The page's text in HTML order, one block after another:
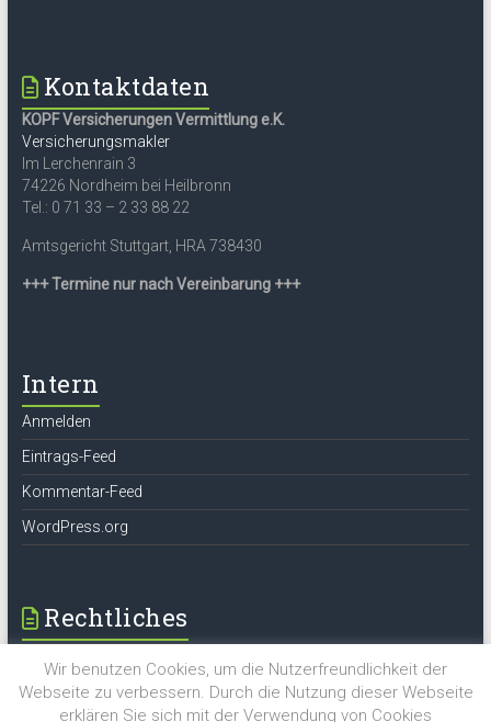
Kontaktdaten
KOPF Versicherungen Vermittlung e.K.
Versicherungsmakler
Im Lerchenrain 3
74226 Nordheim bei Heilbronn
Tel.: 0 71 33 – 2 33 88 22
Amtsgericht Stuttgart, HRA 738430
+++ Termine nur nach Vereinbarung +++
Intern
Anmelden
Eintrags-Feed
Kommentar-Feed
WordPress.org
Rechtliches
Datenschutz
Erstinformation
Wir benutzen Cookies, um die Nutzerfreundlichkeit der
Webseite zu verbessern. Durch die Nutzung dieser Webseite
erklären Sie sich mit der Verwendung von Cookies